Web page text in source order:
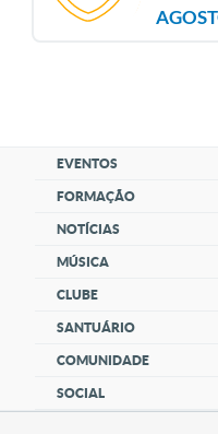
EVENTOS
FORMAÇÃO
NOTÍCIAS
MÚSICA
CLUBE
SANTUÁRIO
COMUNIDADE
SOCIAL